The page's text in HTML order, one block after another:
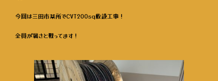
今回は三田市某所でCVT200sq敷設工事！
全員が暑さと戦ってます！